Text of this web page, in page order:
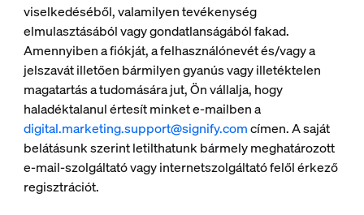
viselkedéséből, valamilyen tevékenység
elmulasztásából vagy gondatlanságából fakad.
Amennyiben a fiókját, a felhasználónevét és/vagy a
jelszavát illetően bármilyen gyanús vagy illetéktelen
magatartás a tudomására jut, Ön vállalja, hogy
haladéktalanul értesít minket e-mailben a
digital.marketing.support@signify.comcímen. A saját
belátásunk szerint letilthatunk bármely meghatározott
e-mail-szolgáltató vagy internetszolgáltató felől érkező
regisztrációt.